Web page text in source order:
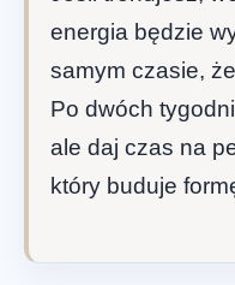
energia będzie
samym czasie,
Po dwóch
ale daj czas na
który buduje